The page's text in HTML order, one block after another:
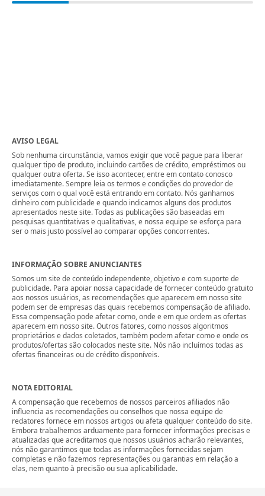
AVISO LEGAL
Sob nenhuma circunstância, vamos exigir que você pague para liberar
qualquer tipo de produto, incluindo cartões de crédito, empréstimos ou
qualquer outra oferta. Se isso acontecer, entre em contato conosco
imediatamente. Sempre leia os termos e condições do provedor de
serviços com o qual você está entrando em contato. Nós ganhamos
dinheiro com publicidade e quando indicamos alguns dos produtos
apresentados neste site. Todas as publicações são baseadas em
pesquisas quantitativas e qualitativas, e nossa equipe se esforça para
ser o mais justo possível ao comparar opções concorrentes.
INFORMAÇÃO SOBRE ANUNCIANTES
Somos um site de conteúdo independente, objetivo e com suporte de
publicidade. Para apoiar nossa capacidade de fornecer conteúdo gratuito
aos nossos usuários, as recomendações que aparecem em nosso site
podem ser de empresas das quais recebemos compensação de afiliado.
Essa compensação pode afetar como, onde e em que ordem as ofertas
aparecem em nosso site. Outros fatores, como nossos algoritmos
proprietários e dados coletados, também podem afetar como e onde os
produtos/ofertas são colocados neste site. Nós não incluímos todas as
ofertas financeiras ou de crédito disponíveis.
NOTA EDITORIAL
A compensação que recebemos de nossos parceiros afiliados não
influencia as recomendações ou conselhos que nossa equipe de
redatores fornece em nossos artigos ou afeta qualquer conteúdo do site.
Embora trabalhemos arduamente para fornecer informações precisas e
atualizadas que acreditamos que nossos usuários acharão relevantes,
nós não garantimos que todas as informações fornecidas sejam
completas e não fazemos representações ou garantias em relação a
elas, nem quanto à precisão ou sua aplicabilidade.